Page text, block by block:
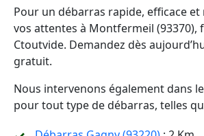
Pour un débarras rapide, efficace
vos attentes à Montfermeil (93370),
Ctoutvide. Demandez dès
gratuit.
Nous intervenons également dans
pour tout type de débarras, telles